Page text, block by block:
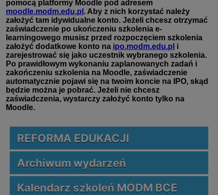
REFORMA EDUKACJI
Archiwum wydarzeń
Kalendarz szkoleń MODM BCE